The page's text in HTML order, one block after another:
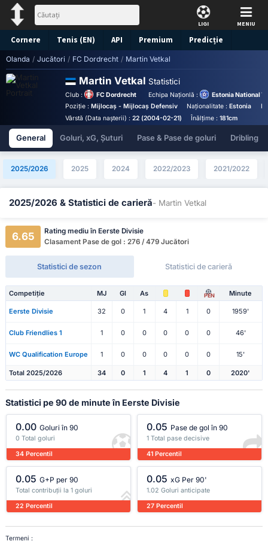
LIGI MENIU
Cornere Tenis (EN) API Premium Predicție
Olanda / Jucători / FC Dordrecht / Martin Vetkal
Martin Vetkal Statistici
Club : FC Dordrecht Echipa Naționlă :
Estonia National
Poziție : Mijlocaș - Mijlocaș Defensiv Naționalitate :Estonia
Vârstă (Data nașterii) : 22 (2004-02-21) Înălțime :181cm
General Goluri, xG, Șuturi Pase & Pase de goluri Dribling
2025/2026 2025 2024 2022/2023 2021/2022
2025/2026 & Statistici de carieră- Martin Vetkal
6.65
Rating mediu în Eerste Divisie
Clasament Pase de gol : 276 / 479 Jucători
Statistici de sezon Statistici de carieră
Competiție MJ Gl As PEN Minute
Eerste Divisie 32 0 1 4 1 0 1959'
Club Friendlies 1 1 0 0 0 0 0 46'
WC Qualification Europe 1 0 0 0 0 0 15'
Total 2025/2026 34 0 1 4 1 0 2020'
Statistici pe 90 de minute în Eerste Divisie
0.00 Goluri în 90
0 Total goluri
34 Percentil
0.05 Pase de gol în 90
1 Total pase decisive
41 Percentil
0.05 G+P per 90
Total contribuții la 1 goluri
22 Percentil
0.05 xG Per 90'
1.02 Goluri anticipate
27 Percentil
Termeni :